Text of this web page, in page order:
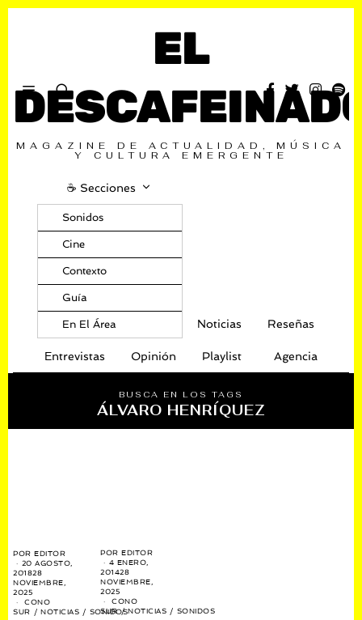
EL
MAGAZINE DE ACTUALIDAD, MÚSICA
Y CULTURA EMERGENTE
☕️ Secciones
Sonidos
Cine
Contexto
Guía
En El Área Noticias Reseñas
Entrevistas Opinión Playlist Agencia
BUSCA EN LOS TAGS
ÁLVARO HENRÍQUEZ
POREDITOR
20 AGOSTO,
201828
NOVIEMBRE,
2025
CONO
SUR / NOTICIAS / SONIDOS
POREDITOR
4 ENERO,
201428
NOVIEMBRE,
2025
CONO
SUR / NOTICIAS / SONIDOS